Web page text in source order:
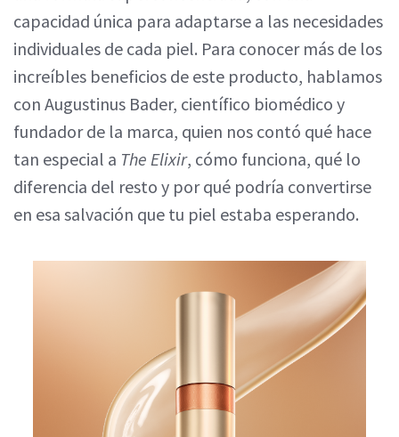
capacidad única para adaptarse a las necesidades
individuales de cada piel. Para conocer más de los
increíbles beneficios de este producto, hablamos
con Augustinus Bader, científico biomédico y
fundador de la marca, quien nos contó qué hace
tan especial a The Elixir, cómo funciona, qué lo
diferencia del resto y por qué podría convertirse
en esa salvación que tu piel estaba esperando.